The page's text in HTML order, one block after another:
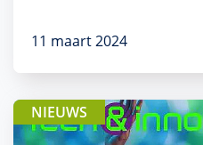
11 maart 2024
NIEUWS